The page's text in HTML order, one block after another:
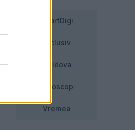
SmartDigi
Exclusiv
Moldova
Horoscop
Vremea